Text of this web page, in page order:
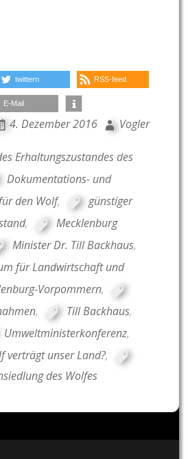
twittern RSS-feed
E-Mail
4. Dezember 2016 Vogler
Erhaltungszustandes des
Dokumentations- und
den Wolf,
günstiger
,
Mecklenburg
Minister Dr. Till Backhaus,
für Landwirtschaft und
Vorpommern,
, Till Backhaus,
Umweltministerkonferenz,
verträgt unser Land?,
des Wolfes